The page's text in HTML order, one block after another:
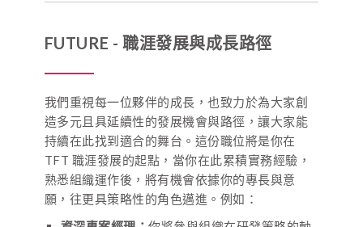
FUTURE -職涯發展與成長路徑
我們重視每一位夥伴的成長，也致力於為大家創
造多元且具延續性的發展機會與路徑，讓大家能
持續在此找到適合的舞台。這份職位將是你在
TFT 職涯發展的起點，當你在此累積實務經驗，
熟悉組織運作後，將有機會依據你的專長與意
願，往更具策略性的角色邁進。例如：